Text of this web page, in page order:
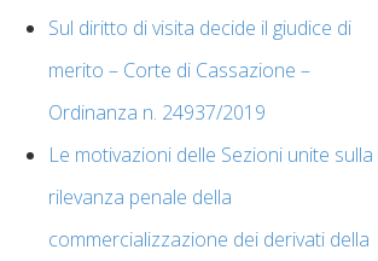
Sul diritto di visita decide il giudice di
merito – Corte di Cassazione –
Ordinanza n. 24937/2019
Le motivazioni delle Sezioni unite sulla
rilevanza penale della
commercializzazione dei derivati della